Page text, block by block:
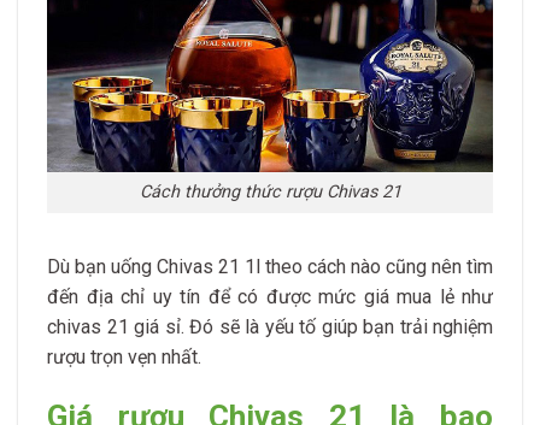
Cách thưởng thức rượu Chivas 21
Dù bạn uống Chivas 21 1l theo cách nào cũng nên tìm
đến địa chỉ uy tín để có được mức giá mua lẻ như
chivas 21 giá sỉ. Đó sẽ là yếu tố giúp bạn trải nghiệm
rượu trọn vẹn nhất.
Giá rượu Chivas 21 là bao